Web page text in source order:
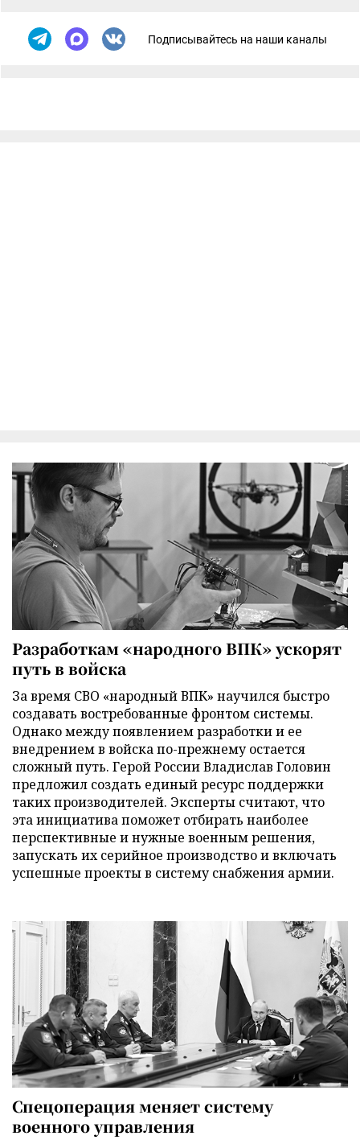
Подписывайтесь на наши каналы
Разработкам «народного ВПК» ускорят
путь в войска
За время СВО «народный ВПК» научился быстро
создавать востребованные фронтом системы.
Однако между появлением разработки и ее
внедрением в войска по-прежнему остается
сложный путь. Герой России Владислав Головин
предложил создать единый ресурс поддержки
таких производителей. Эксперты считают, что
эта инициатива поможет отбирать наиболее
перспективные и нужные военным решения,
запускать их серийное производство и включать
успешные проекты в систему снабжения армии.
Спецоперация меняет систему
военного управления